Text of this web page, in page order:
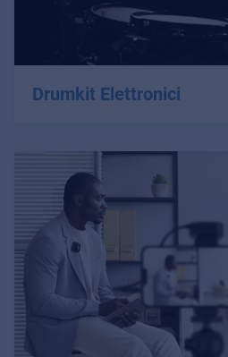
Drumkit Elettronici